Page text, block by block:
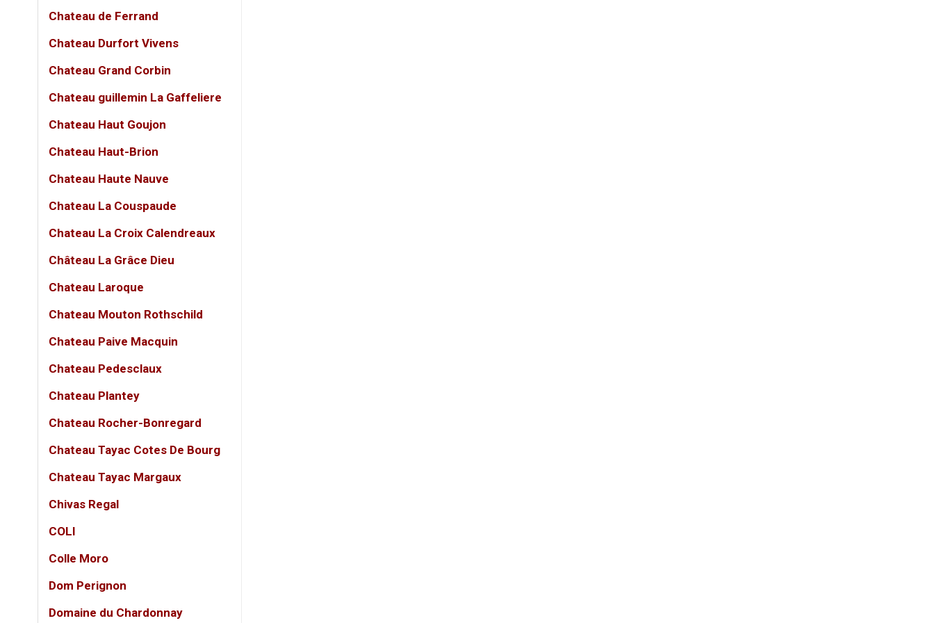
Chateau de Ferrand
Chateau Durfort Vivens
Chateau Grand Corbin
Chateau guillemin La Gaffeliere
Chateau Haut Goujon
Chateau Haut-Brion
Chateau Haute Nauve
Chateau La Couspaude
Chateau La Croix Calendreaux
Château La Grâce Dieu
Chateau Laroque
Chateau Mouton Rothschild
Chateau Paive Macquin
Chateau Pedesclaux
Chateau Plantey
Chateau Rocher-Bonregard
Chateau Tayac Cotes De Bourg
Chateau Tayac Margaux
Chivas Regal
COLI
Colle Moro
Dom Perignon
Domaine du Chardonnay